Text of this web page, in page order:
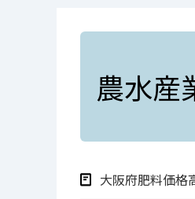
農水産
大阪府肥料価格